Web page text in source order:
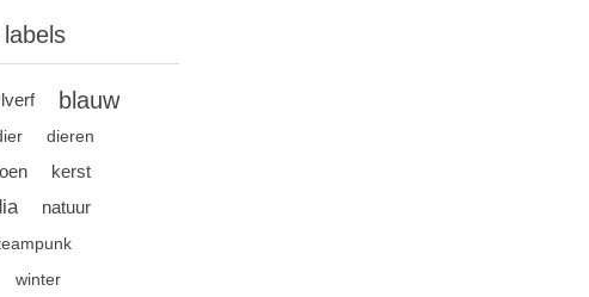
blauw
dieren
kerst
natuur
winter